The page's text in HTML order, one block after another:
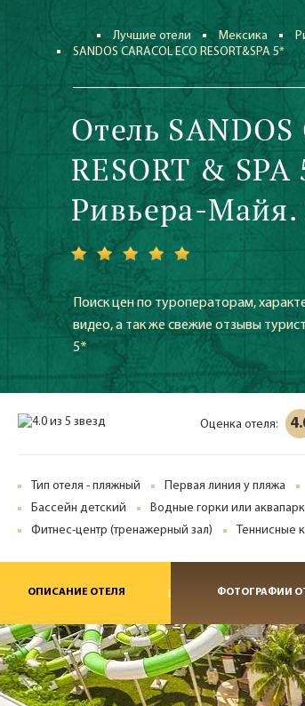
Лучшие отели Мексика
SANDOS CARACOL ECO RESORT&SPA 5*
Отель SANDOS
RESORT &
Ривьера-
Поиск цен по туроператорам,
видео, а так же свежие отзывы
5*
Оценка отеля:
Тип отеля - пляжный Первая линия у пляжа
Бассейн детский
Водные горки или аквапарк
Фитнес-центр (тренажерный зал)
Теннисные
ОПИСАНИЕ ОТЕЛЯ ФОТОГРАФИИ